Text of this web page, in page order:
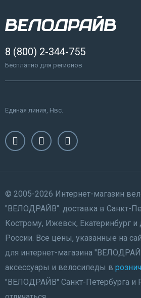
8 (800) 2-344-755
Бесплатно для регионов
Единая линия, Нвс.
© 2005-2026 Интернет-магазин
"ВЕЛОДРАЙВ": доставка в Санкт-
Кострому, Ижевск, Екатеринбург и
России. Все цены, указанные на
для интернет-магазина
аксессуары и велосипеды в
"ВЕЛОДРАЙВ" Санкт-Петербурга и